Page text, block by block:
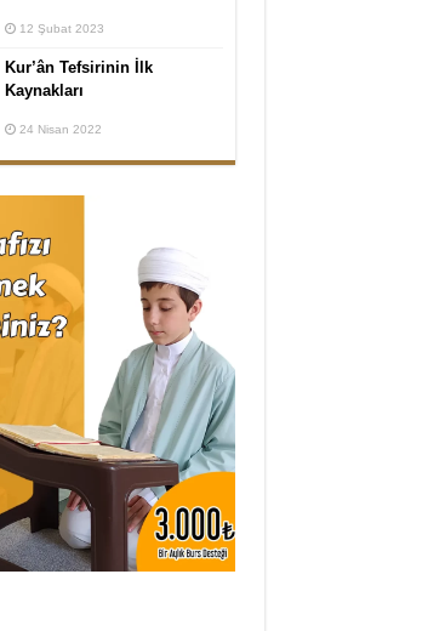
12 Şubat 2023
Kur’ân Tefsirinin İlk
Kaynakları
24 Nisan 2022